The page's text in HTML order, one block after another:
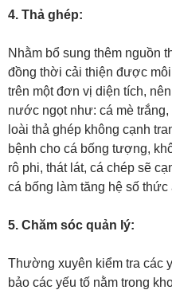
4. Thả ghép:
Nhằm bổ sung thêm nguồn
đồng thời cải thiện được
trên một đơn vị diện tích,
nước ngọt như: cá mè
loài thả ghép không cạnh
bệnh cho cá bống tượng,
rô phi, thát lát, cá chép sẽ
cá bống làm tăng hệ số thức
5. Chăm sóc quản lý:
Thường xuyên kiểm tra các
bảo các yếu tố nằm trong